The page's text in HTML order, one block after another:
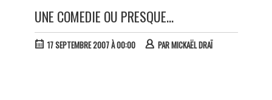
UNE COMEDIE OU PRESQUE...
17 SEPTEMBRE 2007 À 00:00 PARMICKAËL DRAÏ